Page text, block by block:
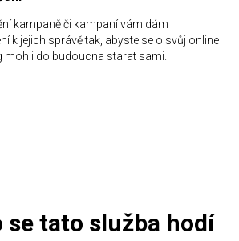
kampaně či kampaní vám dám
k jejich správě tak, abyste se o svůj online
mohli do budoucna starat sami.
se tato služba hodí